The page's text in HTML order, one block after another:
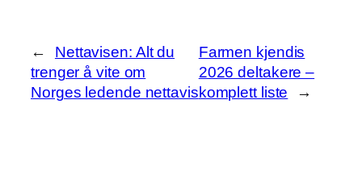
←
Nettavisen: Alt du
trenger å vite om
Norges ledende nettavis
Farmen kjendis
2026 deltakere –
komplett liste
→